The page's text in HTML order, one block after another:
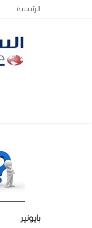
الرئيسية
بايونير